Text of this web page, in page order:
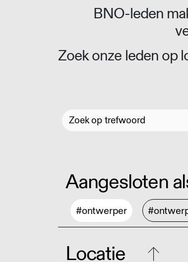
BNO-leden
Zoek onze leden op
Aangesloten
#ontwerper
Locatie